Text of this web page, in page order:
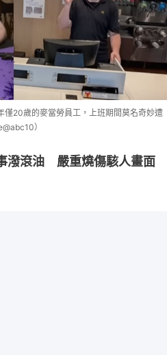
20歲的麥當勞員工，上班期間莫名奇妙遭
）
潑滾油　嚴重燒傷駭人畫面